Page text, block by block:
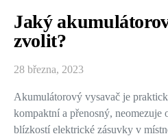
Jaký
zvolit?
28 března, 2023
Akumulátorový vysavač je
kompaktní a přenosný, neomezuje
blízkostí elektrické zásuvky v